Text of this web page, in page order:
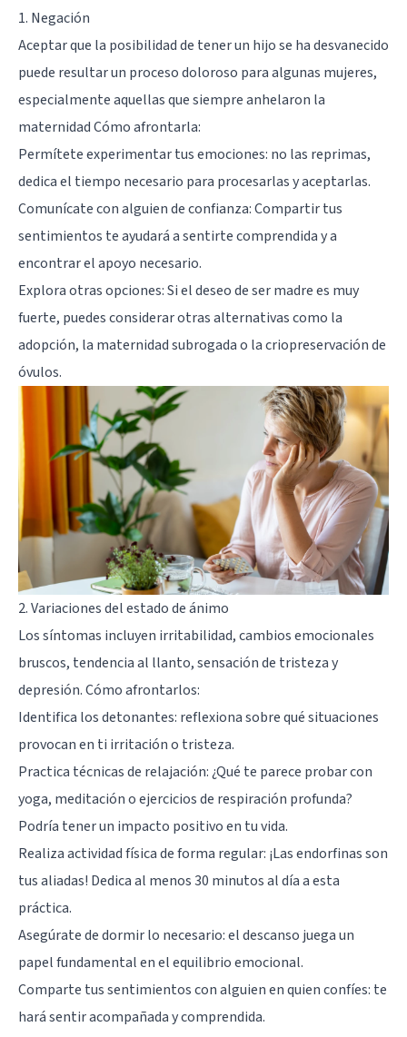
1. Negación
Aceptar que la posibilidad de tener un hijo se ha desvanecido
puede resultar un proceso doloroso para algunas mujeres,
especialmente aquellas que siempre anhelaron la
maternidad Cómo afrontarla:
Permítete experimentar tus emociones: no las reprimas,
dedica el tiempo necesario para procesarlas y aceptarlas.
Comunícate con alguien de confianza: Compartir tus
sentimientos te ayudará a sentirte comprendida y a
encontrar el apoyo necesario.
Explora otras opciones: Si el deseo de ser madre es muy
fuerte, puedes considerar otras alternativas como la
adopción, la maternidad subrogada o la criopreservación de
óvulos.
2. Variaciones del estado de ánimo
Los síntomas incluyen irritabilidad, cambios emocionales
bruscos, tendencia al llanto, sensación de tristeza y
depresión. Cómo afrontarlos:
Identifica los detonantes: reflexiona sobre qué situaciones
provocan en ti irritación o tristeza.
Practica técnicas de relajación: ¿Qué te parece probar con
yoga, meditación o ejercicios de respiración profunda?
Podría tener un impacto positivo en tu vida.
Realiza actividad física de forma regular: ¡Las endorfinas son
tus aliadas! Dedica al menos 30 minutos al día a esta
práctica.
Asegúrate de dormir lo necesario: el descanso juega un
papel fundamental en el equilibrio emocional.
Comparte tus sentimientos con alguien en quien confíes: te
hará sentir acompañada y comprendida.